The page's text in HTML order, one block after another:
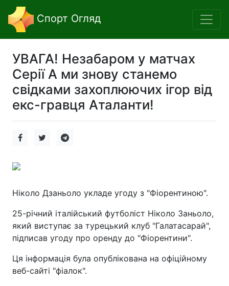
Спорт Огляд
УВАГА! Незабаром у матчах
Серії А ми знову станемо
свідками захоплюючих ігор від
екс-гравця Аталанти!
Ніколо Дзаньоло укладе угоду з "Фіорентиною".
25-річний італійський футболіст Ніколо Заньоло,
який виступає за турецький клуб "Галатасарай",
підписав угоду про оренду до "Фіорентини".
Ця інформація була опублікована на офіційному
веб-сайті "фіалок".